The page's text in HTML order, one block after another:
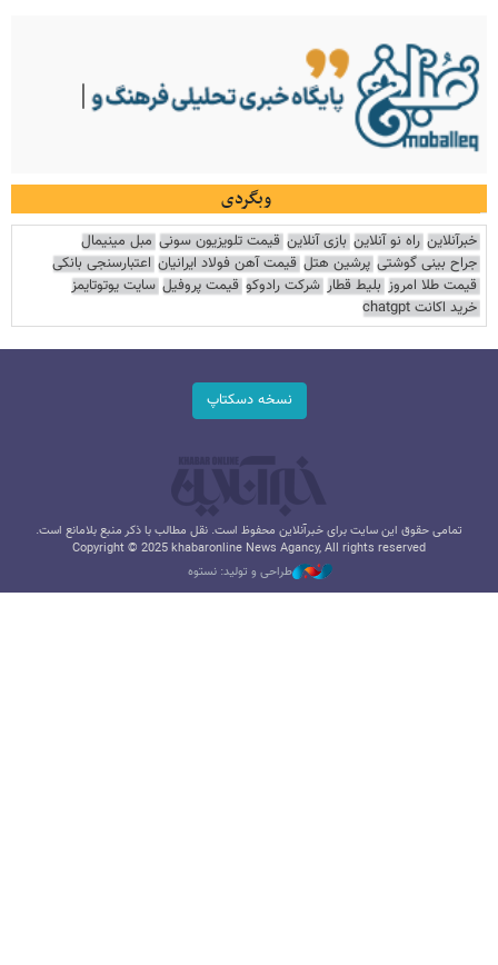
وبگردی
خبرآنلاین راه نو آنلاین بازی آنلاین قیمت تلویزیون سونی مبل مینیمال
جراح بینی گوشتی پرشین هتل قیمت آهن فولاد ایرانیان اعتبارسنجی بانکی
قیمت طلا امروز بلیط قطار شرکت رادوکو قیمت پروفیل سایت یوتوتایمز
خرید اکانت chatgpt
نسخه دسکتاپ
تمامی حقوق این سایت برای خبرآنلاین محفوظ است. نقل مطالب با ذکر منبع بلامانع است.
Copyright © 2025 khabaronline News Agancy, All rights reserved
طراحی و تولید: نستوه